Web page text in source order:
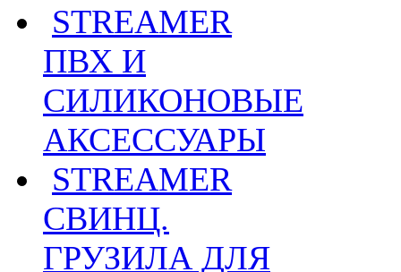
STREAMER
ПВХ И
СИЛИКОНОВЫЕ
АКСЕССУАРЫ
STREAMER
СВИНЦ.
ГРУЗИЛА ДЛЯ